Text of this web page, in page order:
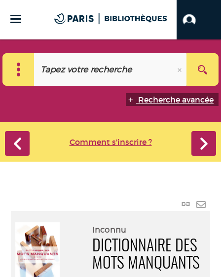
Recherche avancée
Comment s'inscrire ?
Lien
Inconnu
DICTIONNAIRE DES
MOTS MANQUANTS